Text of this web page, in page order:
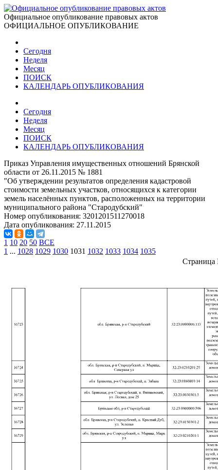
Официальное опубликование правовых актов
ОФИЦИАЛЬНОЕ ОПУБЛИКОВАНИЕ
Сегодня
Неделя
Месяц
ПОИСК
КАЛЕНДАРЬ ОПУБЛИКОВАНИЯ
Сегодня
Неделя
Месяц
ПОИСК
КАЛЕНДАРЬ ОПУБЛИКОВАНИЯ
Приказ Управления имущественных отношений Брянской
области от 26.11.2015 № 1881
"Об утверждении результатов определения кадастровой
стоимости земельных участков, относящихся к категории
земель населённых пунктов, расположенных на территории
муниципального района "Стародубский"
Номер опубликования: 3201201511270018
Дата опубликования: 27.11.2015
1 10 20 50 ВСЕ
1 ... 1028 1029 1030 1031 1032 1033 1034 1035